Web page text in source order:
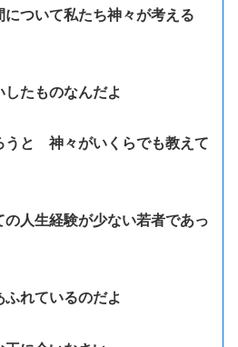
ついて私たち神々が考える
たものなんだよ
うと 神々がいくらでも教えて
人生経験が少ない若者であっ
れているのだよ